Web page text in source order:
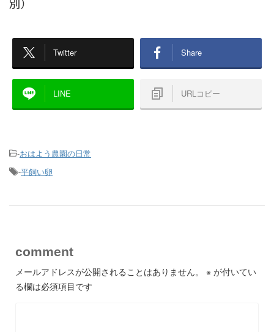
別）
Twitter Share
LINE URLコピー
-おはよう農園の日常
-平飼い卵
comment
メールアドレスが公開されることはありません。 ※ が付いてい
る欄は必須項目です